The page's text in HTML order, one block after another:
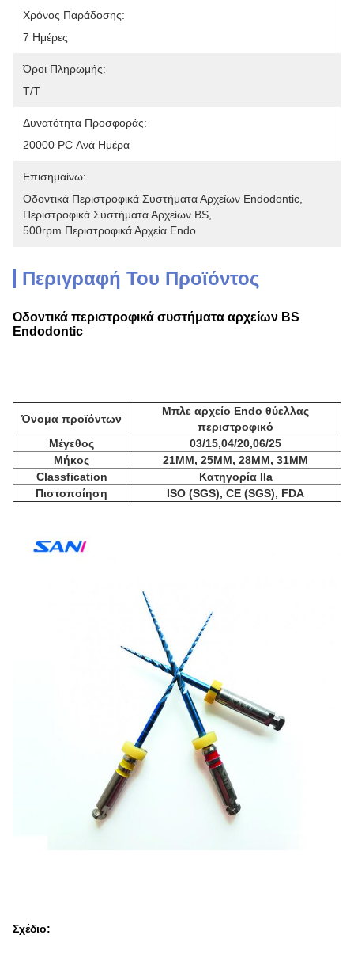
Χρόνος Παράδοσης:
7 Ημέρες
Όροι Πληρωμής:
T/T
Δυνατότητα Προσφοράς:
20000 PC Ανά Ημέρα
Επισημαίνω:
Οδοντικά Περιστροφικά Συστήματα Αρχείων Endodontic
Περιστροφικά Συστήματα Αρχείων BS
500rpm Περιστροφικά Αρχεία Endo
Περιγραφή Του Προϊόντος
Οδοντικά περιστροφικά συστήματα αρχείων BS
Endodontic
Όνομα προϊόντων
Μπλε αρχείο Endo θύελλας
περιστροφικό
Μέγεθος
03/15,04/20,06/25
Μήκος
21MM, 25MM, 28MM, 31MM
Classfication
Κατηγορία IIa
Πιστοποίηση
ISO (SGS), CE (SGS), FDA
Σχέδιο: